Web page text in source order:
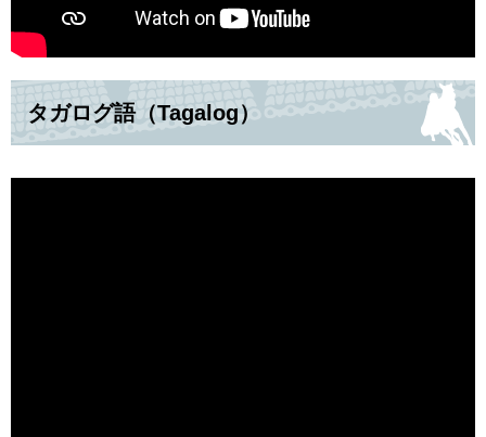
タガログ語（Tagalog）